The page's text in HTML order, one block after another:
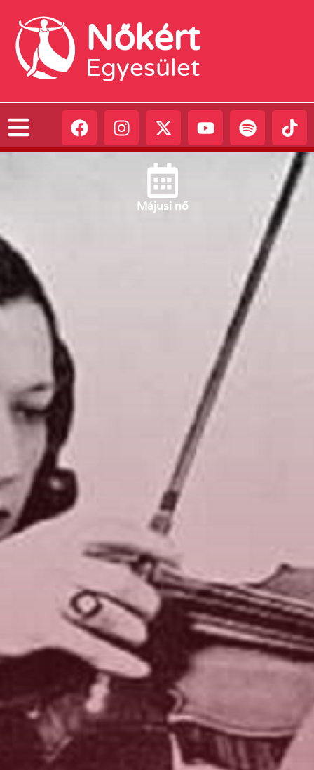
Nőkért
Egyesület
Májusi nő